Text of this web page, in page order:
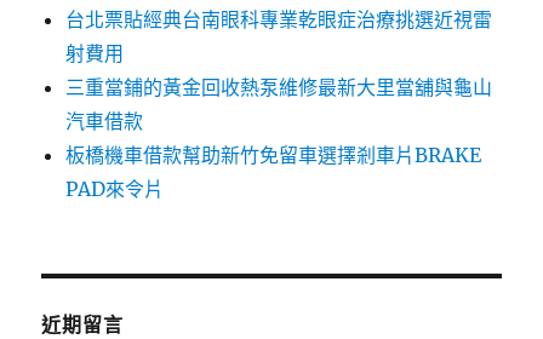
台北票貼經典台南眼科專業乾眼症治療挑選近視雷
射費用
三重當鋪的黃金回收熱泵維修最新大里當舖與龜山
汽車借款
板橋機車借款幫助新竹免留車選擇剎車片BRAKE
PAD來令片
近期留言